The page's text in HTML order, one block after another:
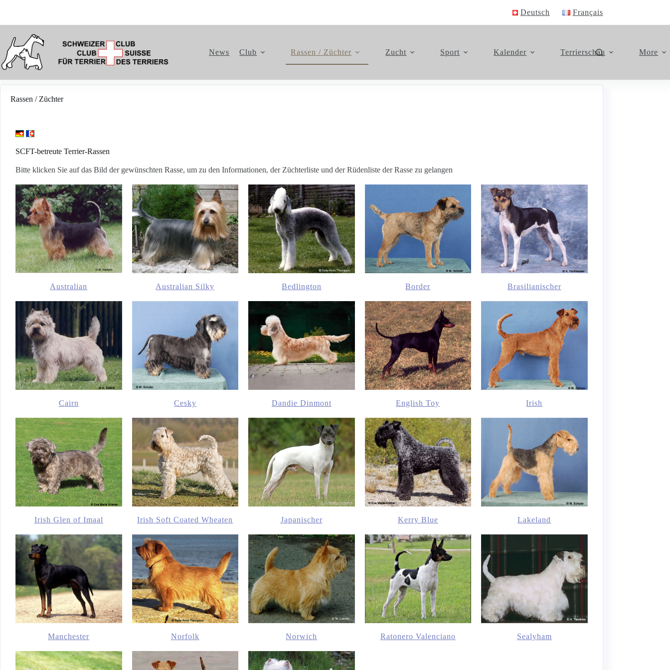
Deutsch Français
News Club Rassen / Züchter Zucht Sport Kalender Terrierschau More
Rassen / Züchter
SCFT-betreute Terrier-Rassen
Bitte klicken Sie auf das Bild der gewünschten Rasse, um zu den Informationen, der Züchterliste und der Rüdenliste der Rasse zu gelangen
Australian Australian Silky Bedlington Border Brasilianischer
Cairn Cesky Dandie Dinmont English Toy Irish
Irish Glen of Imaal Irish Soft Coated Wheaten Japanischer Kerry Blue Lakeland
Manchester Norfolk Norwich Ratonero Valenciano Sealyham